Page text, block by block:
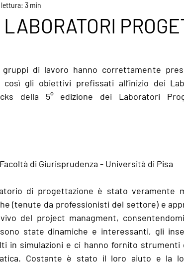
3 min
di lavoro hanno correttamente
così gli obiettivi prefissati all’inizio dei
della 5° edizione dei Laboratori
di Giurisprudenza - Università di Pisa
di progettazione è stato veramente
(tenute da professionisti del settore) e
del project managment,
sono state dinamiche e interessanti, gli
in simulazioni e ci hanno fornito strumenti
Costante è stato il loro aiuto e la